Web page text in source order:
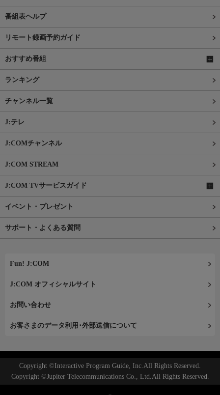
番組表ヘルプ
リモート録画予約ガイド
おすすめ番組
ランキング
チャンネル一覧
J:テレ
J:COMチャンネル
J:COM STREAM
J:COM TVサービスガイド
イベント・プレゼント
サポート・よくある質問
Fun! J:COM
J:COM オフィシャルサイト
お問い合わせ
お客さまのデータ利用･外部送信について
Copyright ©Interactive Program Guide, Inc.All Rights Reserved.
Copyright ©Jupiter Telecommunications Co., Ltd.All Rights Reserved.